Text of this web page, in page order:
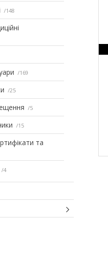
148
169
25
5
15
та
4